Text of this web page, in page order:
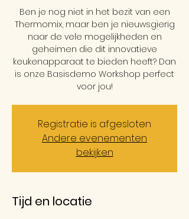
Ben je nog niet in het bezit van een
Thermomix, maar ben je nieuwsgierig
naar de vele mogelijkheden en
geheimen die dit innovatieve
keukenapparaat te bieden heeft? Dan
is onze Basisdemo Workshop perfect
voor jou!
Registratie is afgesloten
Andere evenementen
bekijken
Tijd en locatie